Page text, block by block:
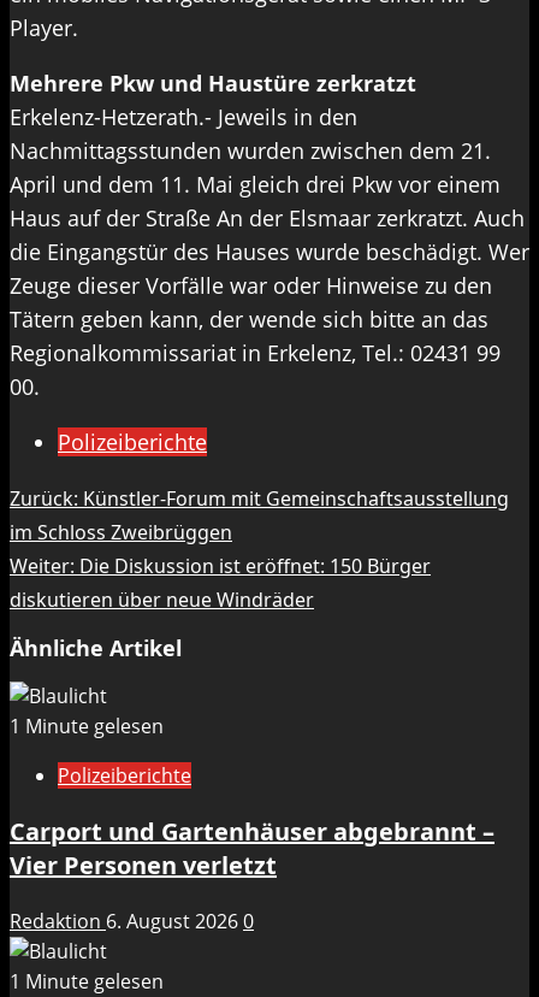
Player.
Mehrere Pkw und Haustüre zerkratzt
Erkelenz-Hetzerath.- Jeweils in den
Nachmittagsstunden wurden zwischen dem 21.
April und dem 11. Mai gleich drei Pkw vor einem
Haus auf der Straße An der Elsmaar zerkratzt. Auch
die Eingangstür des Hauses wurde beschädigt. Wer
Zeuge dieser Vorfälle war oder Hinweise zu den
Tätern geben kann, der wende sich bitte an das
Regionalkommissariat in Erkelenz, Tel.: 02431 99
00.
Polizeiberichte
Beitragsnavigation
Zurück: Künstler-Forum mit Gemeinschaftsausstellung
im Schloss Zweibrüggen
Weiter: Die Diskussion ist eröffnet: 150 Bürger
diskutieren über neue Windräder
Ähnliche Artikel
1 Minute gelesen
Polizeiberichte
Carport und Gartenhäuser abgebrannt –
Vier Personen verletzt
Redaktion 6. August 20260
1 Minute gelesen